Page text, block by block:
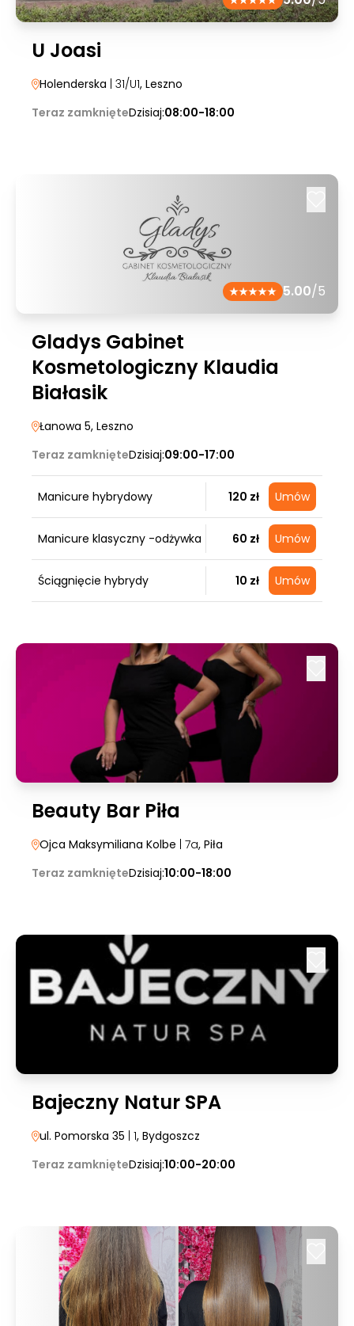
U Joasi
Holenderska | 31/U1, Leszno
Teraz zamknięteDzisiaj:08:00-18:00
5.00/5
Gladys Gabinet
Kosmetologiczny Klaudia
Białasik
Łanowa 5, Leszno
Teraz zamknięteDzisiaj:09:00-17:00
Manicure hybrydowy 120 zł Umów
Manicure klasyczny -odżywka 60 zł Umów
Ściągnięcie hybrydy 10 zł Umów
Beauty Bar Piła
Ojca Maksymiliana Kolbe | 7a, Piła
Teraz zamknięteDzisiaj:10:00-18:00
Bajeczny Natur SPA
ul. Pomorska 35 | 1, Bydgoszcz
Teraz zamknięteDzisiaj:10:00-20:00